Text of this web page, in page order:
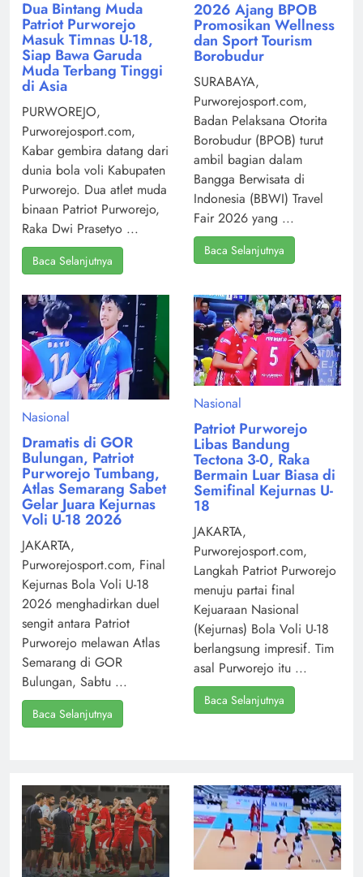
Dua Bintang Muda
Patriot Purworejo
Masuk Timnas U-18,
Siap Bawa Garuda
Muda Terbang Tinggi
di Asia
PURWOREJO,
Purworejosport.com,
Kabar gembira datang dari
dunia bola voli Kabupaten
Purworejo. Dua atlet muda
binaan Patriot Purworejo,
Raka Dwi Prasetyo ...
Baca Selanjutnya
2026 Ajang BPOB
Promosikan Wellness
dan Sport Tourism
Borobudur
SURABAYA,
Purworejosport.com,
Badan Pelaksana Otorita
Borobudur (BPOB) turut
ambil bagian dalam
Bangga Berwisata di
Indonesia (BBWI) Travel
Fair 2026 yang ...
Baca Selanjutnya
Nasional
Dramatis di GOR
Bulungan, Patriot
Purworejo Tumbang,
Atlas Semarang Sabet
Gelar Juara Kejurnas
Voli U-18 2026
JAKARTA,
Purworejosport.com, Final
Kejurnas Bola Voli U-18
2026 menghadirkan duel
sengit antara Patriot
Purworejo melawan Atlas
Semarang di GOR
Bulungan, Sabtu ...
Baca Selanjutnya
Nasional
Patriot Purworejo
Libas Bandung
Tectona 3-0, Raka
Bermain Luar Biasa di
Semifinal Kejurnas U-
18
JAKARTA,
Purworejosport.com,
Langkah Patriot Purworejo
menuju partai final
Kejuaraan Nasional
(Kejurnas) Bola Voli U-18
berlangsung impresif. Tim
asal Purworejo itu ...
Baca Selanjutnya